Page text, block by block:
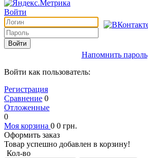
Войти
Войти
Напомнить пароль
Войти как пользователь:
Регистрация
Сравнение 0
Отложенные
0
Моя корзина 0 0 грн.
Оформить заказ
Товар успешно добавлен в корзину!
Кол-во